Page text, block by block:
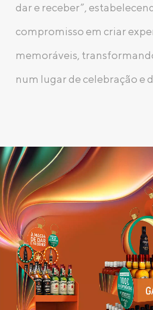
dar e receber”,
compromisso em criar
memoráveis,
num lugar de celebração e